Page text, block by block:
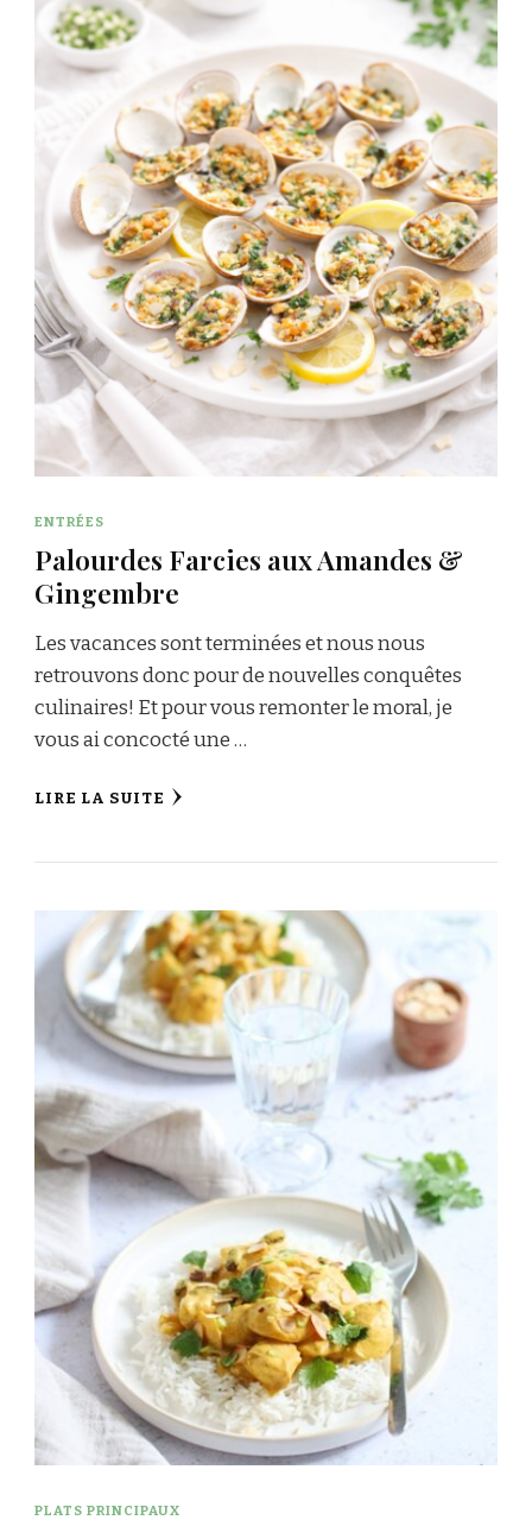
ENTRÉES
Palourdes Farcies aux Amandes &
Gingembre
Les vacances sont terminées et nous nous
retrouvons donc pour de nouvelles conquêtes
culinaires! Et pour vous remonter le moral, je
vous ai concocté une …
LIRE LA SUITE
PLATS PRINCIPAUX